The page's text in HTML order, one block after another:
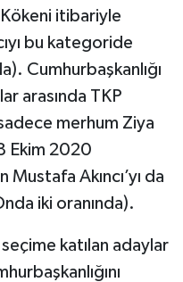
itibariyle
bu kategoride
Cumhurbaşkanlığı
arasında TKP
merhum Ziya
Ekim 2020
Akıncı’yı da
iki oranında).
katılan adaylar